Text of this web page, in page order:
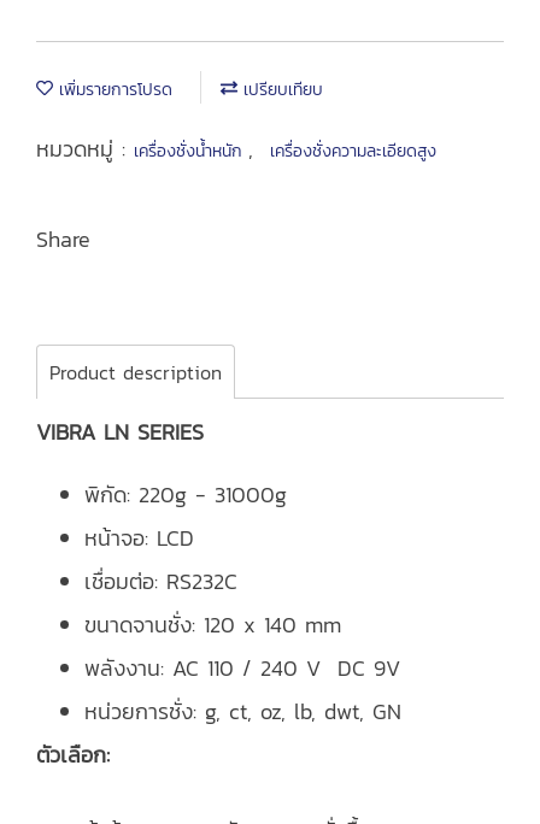
เพิ่มรายการโปรด เปรียบเทียบ
หมวดหมู่ : เครื่องชั่งน้ำหนัก , เครื่องชั่งความละเอียดสูง
Share
Product description
VIBRA LN SERIES
พิกัด: 220g - 31000g
หน้าจอ: LCD
เชื่อมต่อ: RS232C
ขนาดจานชั่ง: 120 x 140 mm
พลังงาน: AC 110 / 240 V DC 9V
หน่วยการชั่ง: g, ct, oz, lb, dwt, GN
ตัวเลือก: